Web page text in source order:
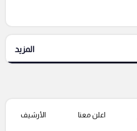
المزيد
اعلن معنا الأرشيف